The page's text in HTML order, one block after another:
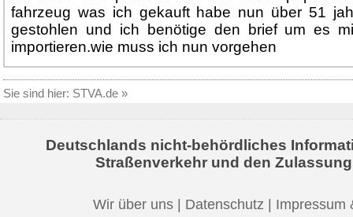
fahrzeug was ich gekauft habe nun über 51
gestohlen und ich benötige den brief um es
importieren.wie muss ich nun vorgehen
Sie sind hier: STVA.de »
Deutschlands nicht-behördliches
Straßenverkehr und den
Wir über uns Datenschutz
Impressum